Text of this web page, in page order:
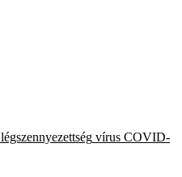
légszennyezettség vírus COVID-